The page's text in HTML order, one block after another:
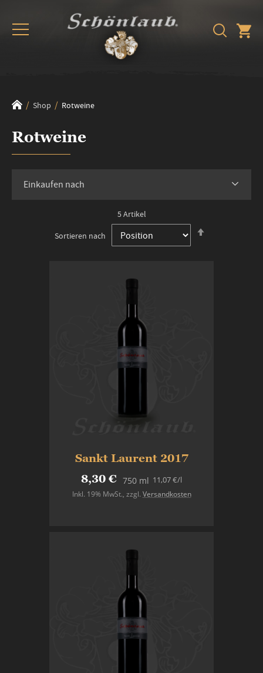
Shop Rotweine
Rotweine
5Artikel
Sortieren nach
Sankt Laurent 2017
8,30 € 750 ml
Inkl. 19% MwSt., zzgl. Versandkosten
11,07 €/l
Einkaufen nach